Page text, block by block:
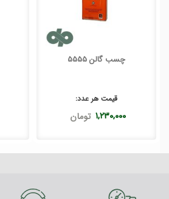
چسب گالن 5555
قیمت هر عدد:
۱,۲۳۰,۰۰۰ تومان